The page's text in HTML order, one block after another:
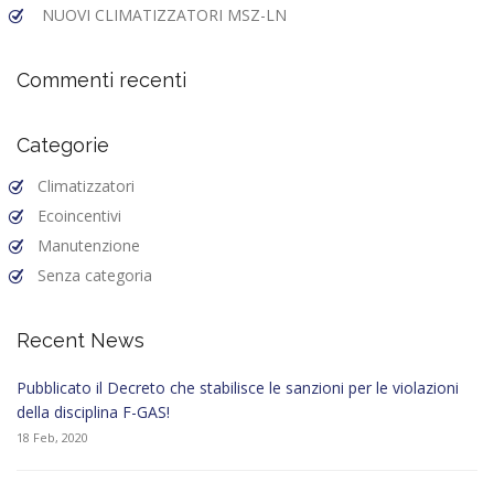
NUOVI CLIMATIZZATORI MSZ-LN
Commenti recenti
Categorie
Climatizzatori
Ecoincentivi
Manutenzione
Senza categoria
Recent News
Pubblicato il Decreto che stabilisce le sanzioni per le violazioni
della disciplina F-GAS!
18 Feb, 2020